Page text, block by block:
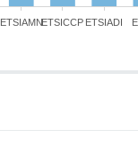
ETSIAMNETSICCP ETSIADI